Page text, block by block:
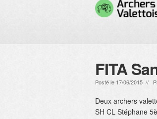
FITA
Posté le 17/06/2015 //
Deux archers
SH CL Stéphane